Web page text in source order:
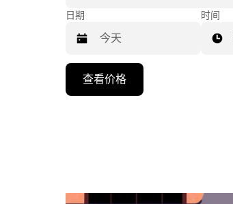
日期
向
时间
查看价格